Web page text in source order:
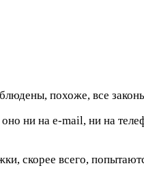
похоже, все
ни на e-mail, ни на
скорее всего,